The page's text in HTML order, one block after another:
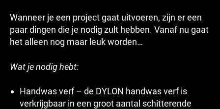
Wanneer je een project gaat uitvoeren, zijn er een
paar dingen die je nodig zult hebben. Vanaf nu gaat
het alleen nog maar leuk worden…
Wat je nodig hebt:
Handwas verf – de DYLON handwas verf is
verkrijgbaar in een groot aantal schitterende